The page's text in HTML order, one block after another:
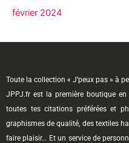
février 2024
Toute la collection « J’peux pas » à
JPPJ.fr est la première boutique
toutes tes citations préférées et
graphismes de qualité, des textiles
faire plaisir… Et un service de